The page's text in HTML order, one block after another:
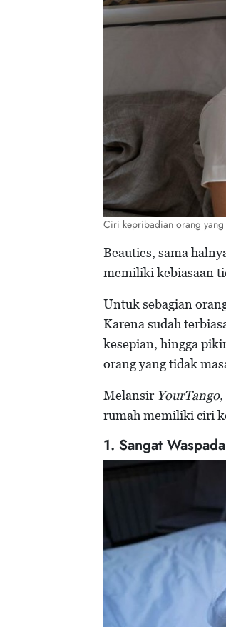
Ciri kepribadian orang
Beauties, sama
memiliki kebiasaan
Untuk sebagian
Karena sudah
kesepian, hingga
orang yang tidak
Melansir YourTango,
rumah memiliki ciri
1. Sangat Waspada